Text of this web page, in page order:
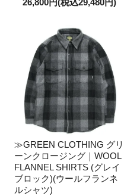
26,800円(税込29,480円)
≫GREEN CLOTHING グリ
ーンクロージング｜WOOL
FLANNEL SHIRTS (グレイ
ブロック)(ウールフランネ
ルシャツ)